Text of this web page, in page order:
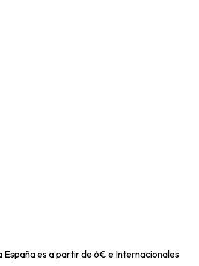
España es a partir de 6€ e Internacionales